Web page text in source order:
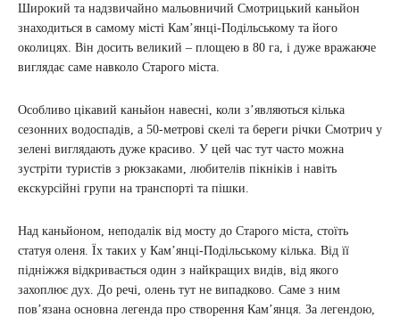
Широкий та надзвичайно мальовничий Смотрицький каньйон
знаходиться в самому місті Кам’янці-Подільському та його
околицях. Він досить великий – площею в 80 га, і дуже вражаюче
виглядає саме навколо Старого міста.
Особливо цікавий каньйон навесні, коли з’являються кілька
сезонних водоспадів, а 50-метрові скелі та береги річки Смотрич у
зелені виглядають дуже красиво. У цей час тут часто можна
зустріти туристів з рюкзаками, любителів пікніків і навіть
екскурсійні групи на транспорті та пішки.
Над каньйоном, неподалік від мосту до Старого міста, стоїть
статуя оленя. Їх таких у Кам’янці-Подільському кілька. Від її
підніжжя відкривається один з найкращих видів, від якого
захоплює дух. До речі, олень тут не випадково. Саме з ним
пов’язана основна легенда про створення Кам’янця. За легендою,